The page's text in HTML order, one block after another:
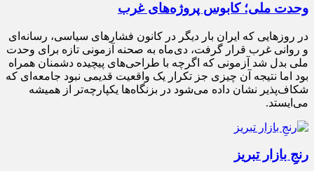
وحدت ملی؛ کابوس پروژه‌های غرب
در روزهایی که ایران بار دیگر در کانون فشارهای سیاسی، رسانه‌ای
و روانی غرب قرار گرفت، دی‌ماه به صحنه آزمونی تازه برای وحدت
ملی بدل شد آزمونی که اگرچه با طراحی‌های پیچیده دشمنان همراه
بود اما نتیجه آن چیزی جز تکرار یک واقعیت قدیمی نبود جامعه‌ای که
شکاف‌پذیر نشان داده می‌شود در بزنگاه‌ها یکپارچه‌تر از همیشه
می‌ایستد.
رنجِ بازار تبریز